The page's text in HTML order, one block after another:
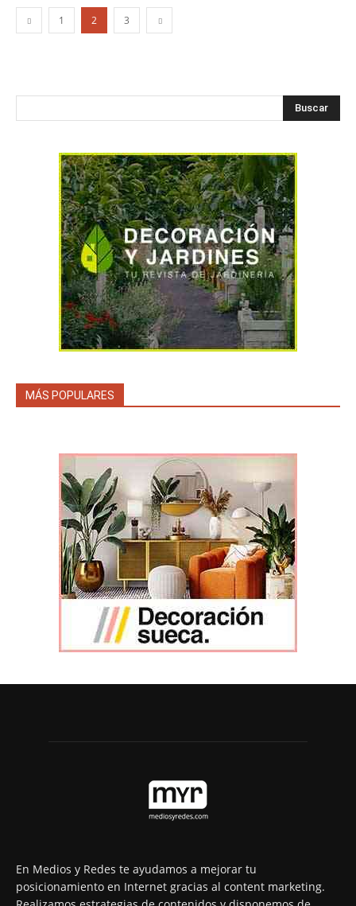
1 2 3
Buscar
MÁS POPULARES
En Medios y Redes te ayudamos a mejorar tu
posicionamiento en Internet gracias al content marketing.